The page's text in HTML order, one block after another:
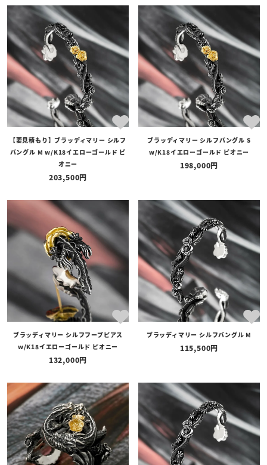
【要見積もり】ブラッディマリー シルフ
バングル M w/K18イエローゴールド ピ
オニー
203,500
ブラッディマリー シルフバングル S
w/K18イエローゴールド ピオニー
198,000
ブラッディマリー シルフフープピアス
w/K18イエローゴールド ピオニー
132,000
ブラッディマリー シルフバングル M
115,500